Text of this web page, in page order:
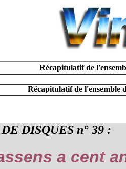
Récapitulatif de
Récapitulatif de l'ensemble
DISQUES n° 39 :
a cent